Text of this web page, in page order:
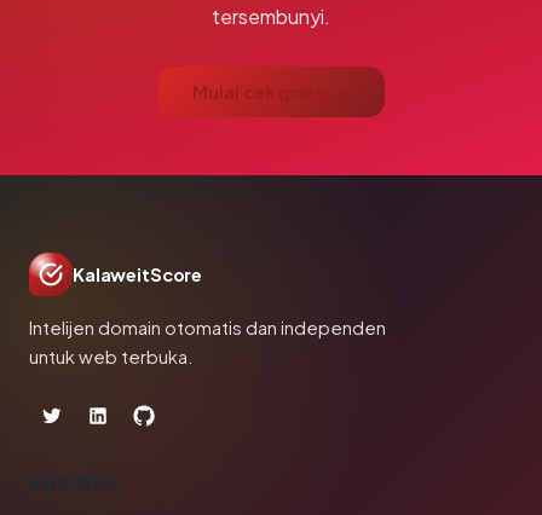
tersembunyi.
Mulai cek gratis →
KalaweitScore
Intelijen domain otomatis dan independen
untuk web terbuka.
PRODUK